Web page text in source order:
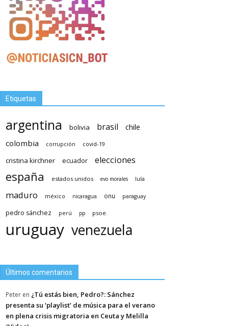
Etiquetas
argentina bolivia brasil
chile
colombia
corrupción covid-19
cristina kirchner ecuador elecciones
españa estados unidos evo morales lula
maduro méxico nicaragua onu paraguay
pedro sánchez perú pp psoe.
uruguay venezuela
Últimos comentarios
Peter en ¿Tú estás bien, Pedro?: Sánchez
presenta su ‘playlist’ de música para el verano
en plena crisis migratoria en Ceuta y Melilla